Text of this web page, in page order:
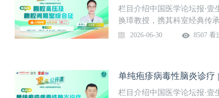
源 主治医师王开武 主治医
识障碍的病理生理机制有哪
栏目介绍中国医学论坛报·
换璋教授，携其科室经典传
取临床一线经典病例，深度
二）授课专家冯凌霄 主治医
医师丁明月 医师杨斌 主治
2026-06-30 8507 看
单纯疱疹病毒性脑炎诊疗
栏目介绍中国医学论坛报·